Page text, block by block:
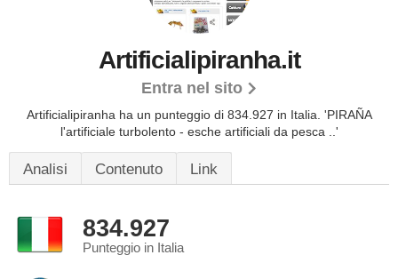
Artificialipiranha.it
Entra nel sito
Artificialipiranha ha un punteggio di 834.927 in Italia. 'PIRAÑA
l'artificiale turbolento - esche artificiali da pesca ..'
Analisi Contenuto Link
834.927
Punteggio in Italia